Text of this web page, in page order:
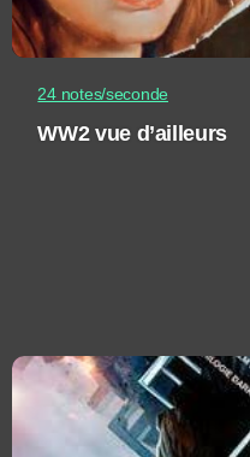
24 notes/seconde
WW2 vue d’ailleurs